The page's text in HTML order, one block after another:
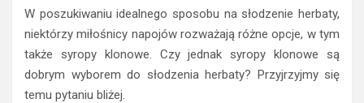
W poszukiwaniu idealnego sposobu na słodzenie herbaty,
niektórzy miłośnicy napojów rozważają różne opcje, w tym
także syropy klonowe. Czy jednak syropy klonowe są
dobrym wyborem do słodzenia herbaty? Przyjrzyjmy się
temu pytaniu bliżej.